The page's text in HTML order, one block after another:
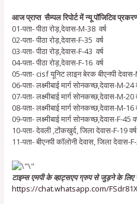
आज प्राप्त सैम्पल रिपोर्ट में न्यू पॉजिटिव
01-पता- पीठा रोड़,देवास-M-38 वर्ष
02-पता- पीठा रोड़,देवास-F-35 वर्ष
03-पता- पीठा रोड़,देवास-F-43 वर्ष
04-पता- पीठा रोड़,देवास-F-16 वर्ष
05-पता- cisf यूनिट लाइन बेरक बीएनपी देवास-
06-पता- लक्ष्मीबाई मार्ग सोनकच्छ,देवास-M-24
07-पता- लक्ष्मीबाई मार्ग सोनकच्छ,देवास-M-20
08-पता- लक्ष्मीबाई मार्ग सोनकच्छ,देवास-M-16
09-पता- लक्ष्मीबाई मार्ग सोनकच्छ,देवास-F-45
10-पता- देवली ,टोंकखुर्द, जिला देवास-F-19 वर्ष
11-पता- बीएनपी कॉलोनी देवास, जिला देवास-F-
टाइम्स एमपी के व्हाट्सएप ग्रुप से जुड़ने के
https://chat.whatsapp.com/